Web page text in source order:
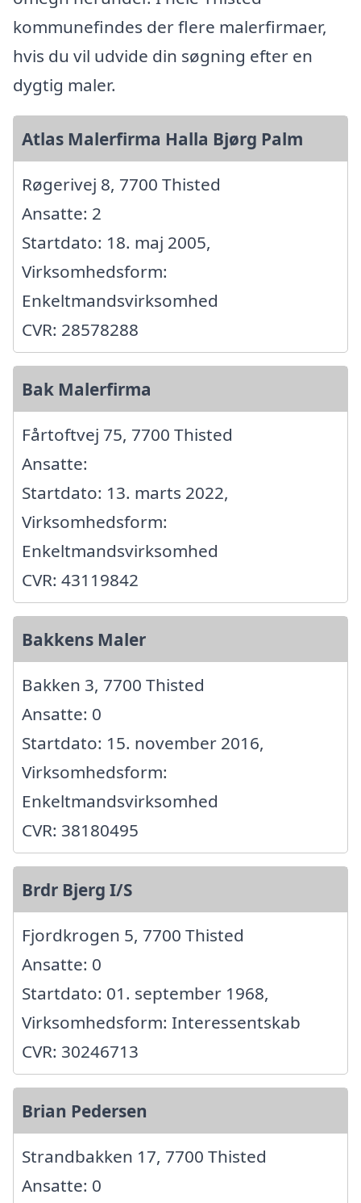
kommunefindes der flere malerfirmaer,
hvis du vil udvide din søgning efter en
dygtig maler.
Atlas Malerfirma Halla Bjørg Palm
Røgerivej 8, 7700 Thisted
Ansatte: 2
Startdato: 18. maj 2005,
Virksomhedsform:
Enkeltmandsvirksomhed
CVR: 28578288
Bak Malerfirma
Fårtoftvej 75, 7700 Thisted
Ansatte:
Startdato: 13. marts 2022,
Virksomhedsform:
Enkeltmandsvirksomhed
CVR: 43119842
Bakkens Maler
Bakken 3, 7700 Thisted
Ansatte: 0
Startdato: 15. november 2016,
Virksomhedsform:
Enkeltmandsvirksomhed
CVR: 38180495
Brdr Bjerg I/S
Fjordkrogen 5, 7700 Thisted
Ansatte: 0
Startdato: 01. september 1968,
Virksomhedsform: Interessentskab
CVR: 30246713
Brian Pedersen
Strandbakken 17, 7700 Thisted
Ansatte: 0